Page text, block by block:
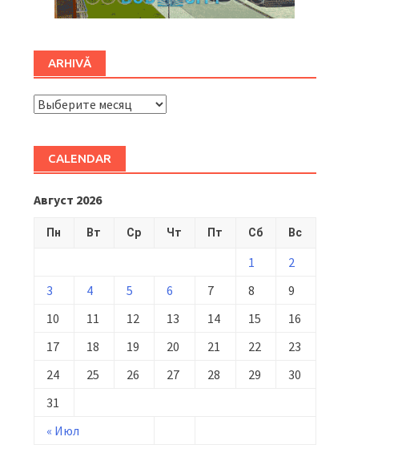
ARHIVĂ
ARHIVĂ
CALENDAR
Август 2026
Пн Вт Ср Чт Пт Сб Вс
« Июл
1
2
3
4 5 6 7 8
9
10
11 12 13 14 15
16
17
18 19 20 21 22
23
24
25 26 27 28 29
30
31